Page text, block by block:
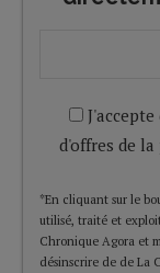
J'accepte
d'offres de
*En cliquant sur le
utilisé, traité et
Chronique Agora et
désinscrire de de La